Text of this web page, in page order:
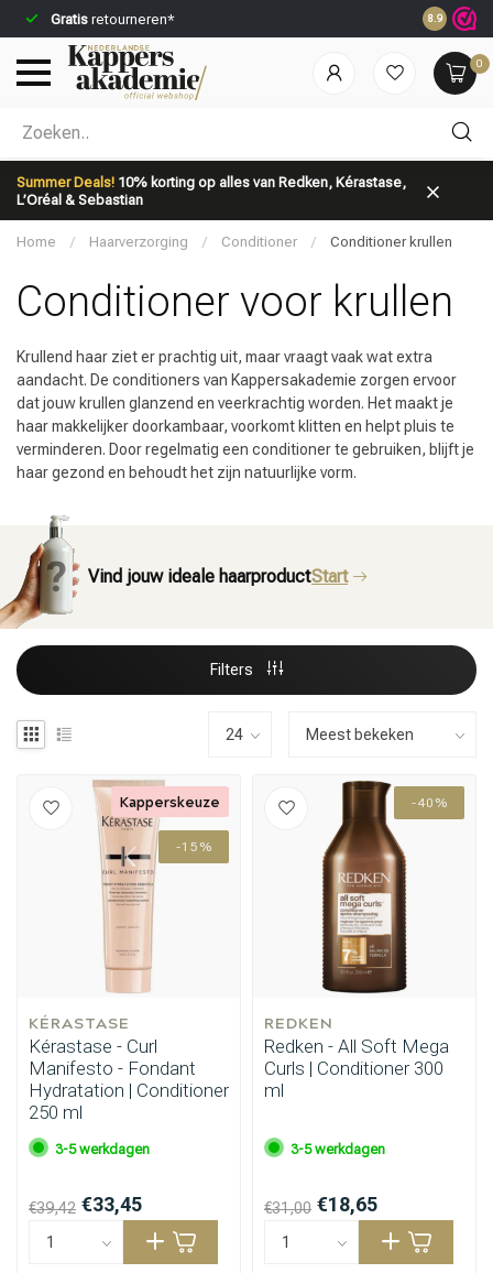
Gratis retourneren* Voor
8.9
0
Summer Deals! 10% korting op alles van Redken, Kérastase,
L’Oréal & Sebastian
Welke categorie ben jij naar op zoek?
Merken Haarverzorging
Home / Haarverzorging / Conditioner / Conditioner krullen
Conditioner voor krullen
Krullend haar ziet er prachtig uit, maar vraagt vaak wat extra
aandacht. De conditioners van Kappersakademie zorgen ervoor
dat jouw krullen glanzend en veerkrachtig worden. Het maakt je
haar makkelijker doorkambaar, voorkomt klitten en helpt pluis te
verminderen. Door regelmatig een conditioner te gebruiken, blijft je
haar gezond en behoudt het zijn natuurlijke vorm.
Vind jouw ideale haarproductStart
Filters
-15%
KÉRASTASE
Kérastase - Curl
Manifesto - Fondant
Hydratation | Conditioner
250 ml
3-5 werkdagen
€39,42 €33,45
Kapperskeuze -40%
REDKEN
Redken - All Soft Mega
Curls | Conditioner 300
ml
3-5 werkdagen
€31,00 €18,65